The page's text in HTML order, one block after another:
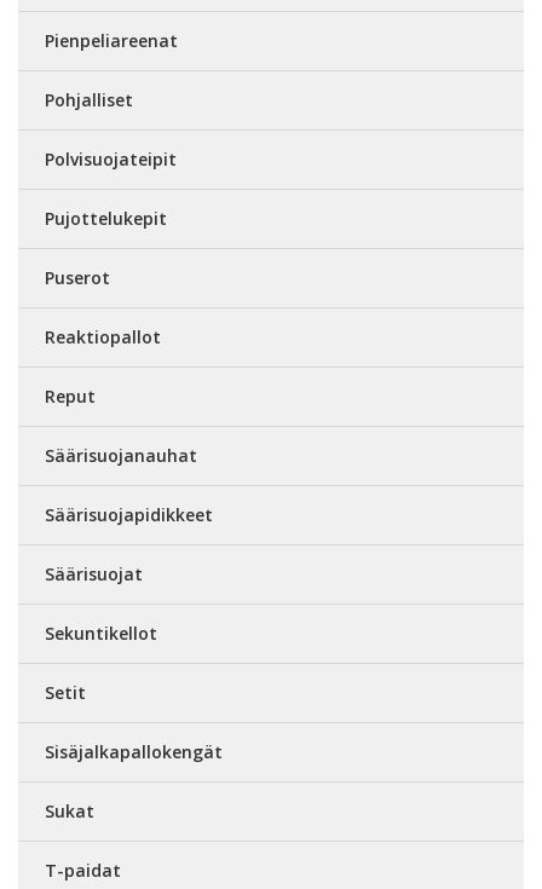
Pienpeliareenat
Pohjalliset
Polvisuojateipit
Pujottelukepit
Puserot
Reaktiopallot
Reput
Säärisuojanauhat
Säärisuojapidikkeet
Säärisuojat
Sekuntikellot
Setit
Sisäjalkapallokengät
Sukat
T-paidat